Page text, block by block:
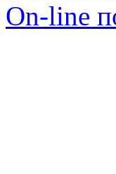
On-line